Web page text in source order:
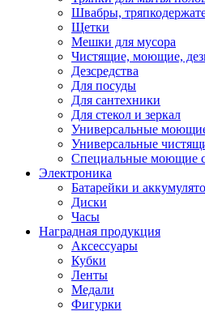
Швабры,
Щетки
Мешки для мусора
Чистящие, моющие,
Дезсредства
Для посуды
Для сантехники
Для стекол и зеркал
Универсальные
Универсальные
Специальные моющие
Электроника
Батарейки и
Диски
Часы
Наградная продукция
Аксессуары
Кубки
Ленты
Медали
Фигурки